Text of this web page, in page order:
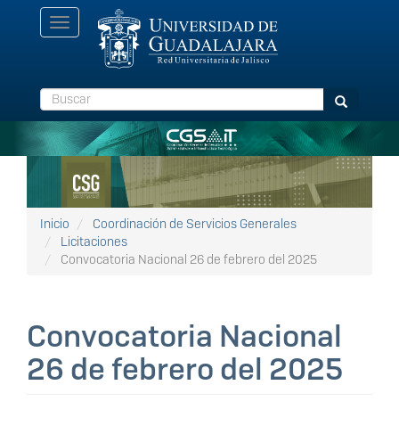
Toggle
navigation
Buscar Buscar
Inicio
Coordinación de Servicios Generales
Licitaciones
Convocatoria Nacional 26 de febrero del 2025
Convocatoria Nacional
26 de febrero del 2025